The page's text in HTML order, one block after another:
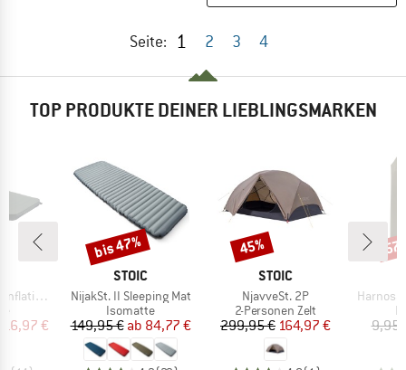
Seite: 1 2 3 4
TOP PRODUKTE DEINER LIEBLINGSMARKEN
Mat
Preis
€
MARKE
STOIC
Artikel
NijakSt. II Sleeping Mat
Produktgruppe
Isomatte
Preis
149,95 € reduzierter Preis
ab 84,77 €
Rabatt
bis 47%
MARKE
STOIC
Artikel
NjavveSt. 2P
Produktgruppe
2-Personen Zelt
Preis
299,95 €reduzierter Preis
164,97 €
Rabatt
45%
Artikel
9,95